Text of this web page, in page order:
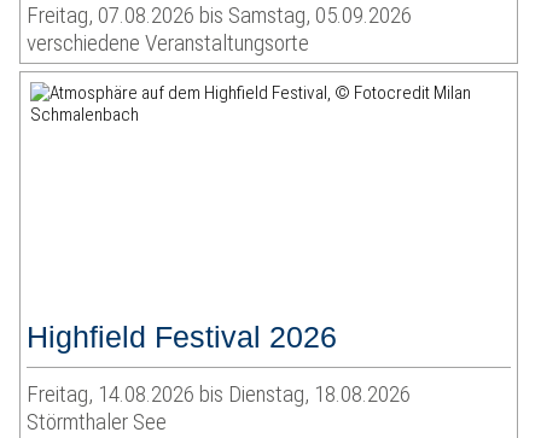
Freitag, 07.08.2026 bis Samstag, 05.09.2026
verschiedene Veranstaltungsorte
Highfield Festival 2026
Freitag, 14.08.2026 bis Dienstag, 18.08.2026
Störmthaler See